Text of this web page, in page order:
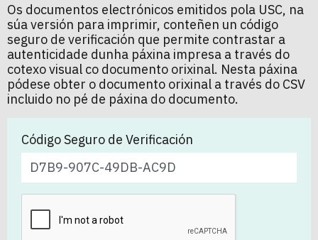
Os documentos electrónicos emitidos pola USC, na
súa versión para imprimir, conteñen un código
seguro de verificación que permite contrastar a
autenticidade dunha páxina impresa a través do
cotexo visual co documento orixinal. Nesta páxina
pódese obter o documento orixinal a través do CSV
incluido no pé de páxina do documento.
Código Seguro de Verificación